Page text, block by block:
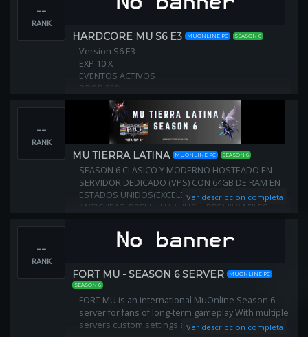
--
RANK
HARDCORE MU S6 E3 MUONLINE PC SEASON 6
Version S6 E3
EXP 10 X
EVENTOS ACTIVOS
DROP 25%
JOYAS 40%
--
RANK
MU TIERRA LATINA MUONLINE PC SEASON 6
SEASON 6 CLASICO Y MODERNO HOSTEADO EN
SERVIDOR DEDICADO (VPS) CON 64GB DE RAM EN
ESTADOS UNIDOS(EXCELENTE JUBABILIDAD)
ANTICHEAT: PREMIUN LAUNCH: PREMIUM FILES:
Ver descripcion completa
--
RANK
FORT MU - SEASON 6 SERVER
MUONLINE PC
SEASON 6
FORT MU is an international MuOnline Season 6
server for fans of long-term gameplay With multiple
servers custom settings and balanced mechanics.
Ver descripcion completa